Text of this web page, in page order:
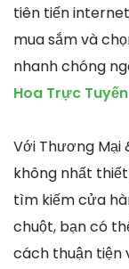
tiên tiến
mua sắm và
nhanh chóng
Hoa Trực
Với Thương Mại
không nhất
tìm kiếm cửa
chuột, bạn có
cách thuận tiện